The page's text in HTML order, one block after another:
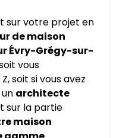
sur votre projet en
de maison
Évry-Grégy-sur-
vous
soit si vous avez
architecte
sur la partie
maison